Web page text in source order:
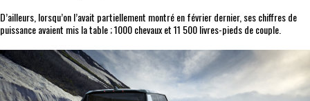
D’ailleurs, lorsqu’on l’avait partiellement montré en février dernier, ses chiffres de
puissance avaient mis la table ; 1000 chevaux et 11 500 livres-pieds de couple.